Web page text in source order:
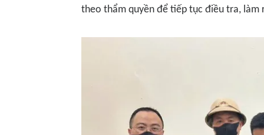
theo thẩm quyền để tiếp tục điều tra, làm